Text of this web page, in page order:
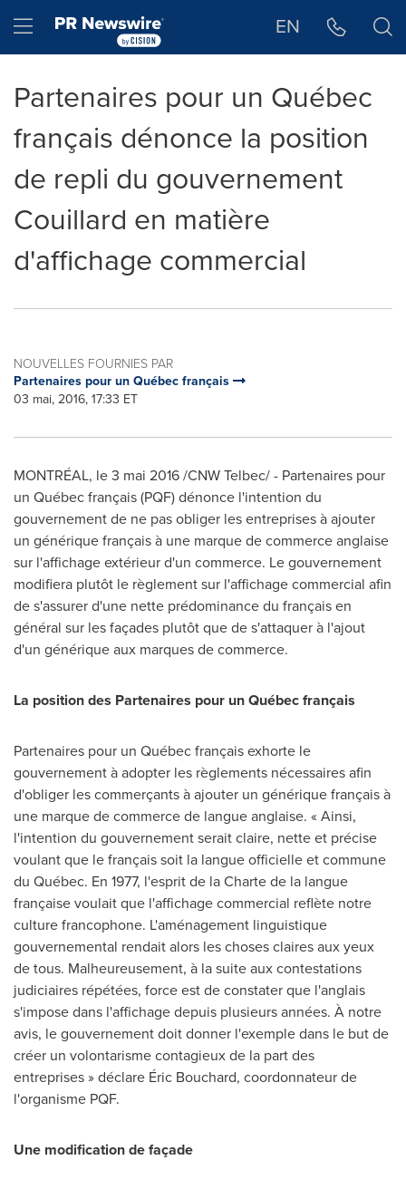
Hamburger menu EN
Partenaires pour un Québec
français dénonce la position
de repli du gouvernement
Couillard en matière
d'affichage commercial
NOUVELLES FOURNIES PAR
Partenaires pour un Québec français
03 mai, 2016, 17:33 ET
MONTRÉAL, le 3 mai 2016 /CNW Telbec/ - Partenaires pour
un Québec français (PQF) dénonce l'intention du
gouvernement de ne pas obliger les entreprises à ajouter
un générique français à une marque de commerce anglaise
sur l'affichage extérieur d'un commerce. Le gouvernement
modifiera plutôt le règlement sur l'affichage commercial afin
de s'assurer d'une nette prédominance du français en
général sur les façades plutôt que de s'attaquer à l'ajout
d'un générique aux marques de commerce.
La position des Partenaires pour un Québec français
Partenaires pour un Québec français exhorte le
gouvernement à adopter les règlements nécessaires afin
d'obliger les commerçants à ajouter un générique français à
une marque de commerce de langue anglaise. « Ainsi,
l'intention du gouvernement serait claire, nette et précise
voulant que le français soit la langue officielle et commune
du Québec. En 1977, l'esprit de la Charte de la langue
française voulait que l'affichage commercial reflète notre
culture francophone. L'aménagement linguistique
gouvernemental rendait alors les choses claires aux yeux
de tous. Malheureusement, à la suite aux contestations
judiciaires répétées, force est de constater que l'anglais
s'impose dans l'affichage depuis plusieurs années. À notre
avis, le gouvernement doit donner l'exemple dans le but de
créer un volontarisme contagieux de la part des
entreprises » déclare Éric Bouchard, coordonnateur de
l'organisme PQF.
Une modification de façade